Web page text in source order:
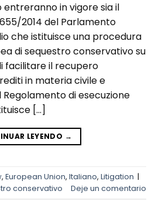
entreranno in vigore sia il
2014 del Parlamento
che istituisce una procedura
di sequestro conservativo su
facilitare il recupero
in materia civile e
di esecuzione
[…]
LEYENDO →
, European Union, Italiano, Litigation |
conservativo Deje un comentario